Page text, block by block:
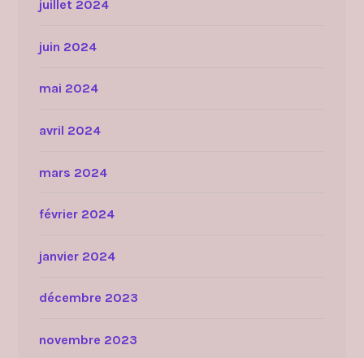
juillet 2024
juin 2024
mai 2024
avril 2024
mars 2024
février 2024
janvier 2024
décembre 2023
novembre 2023